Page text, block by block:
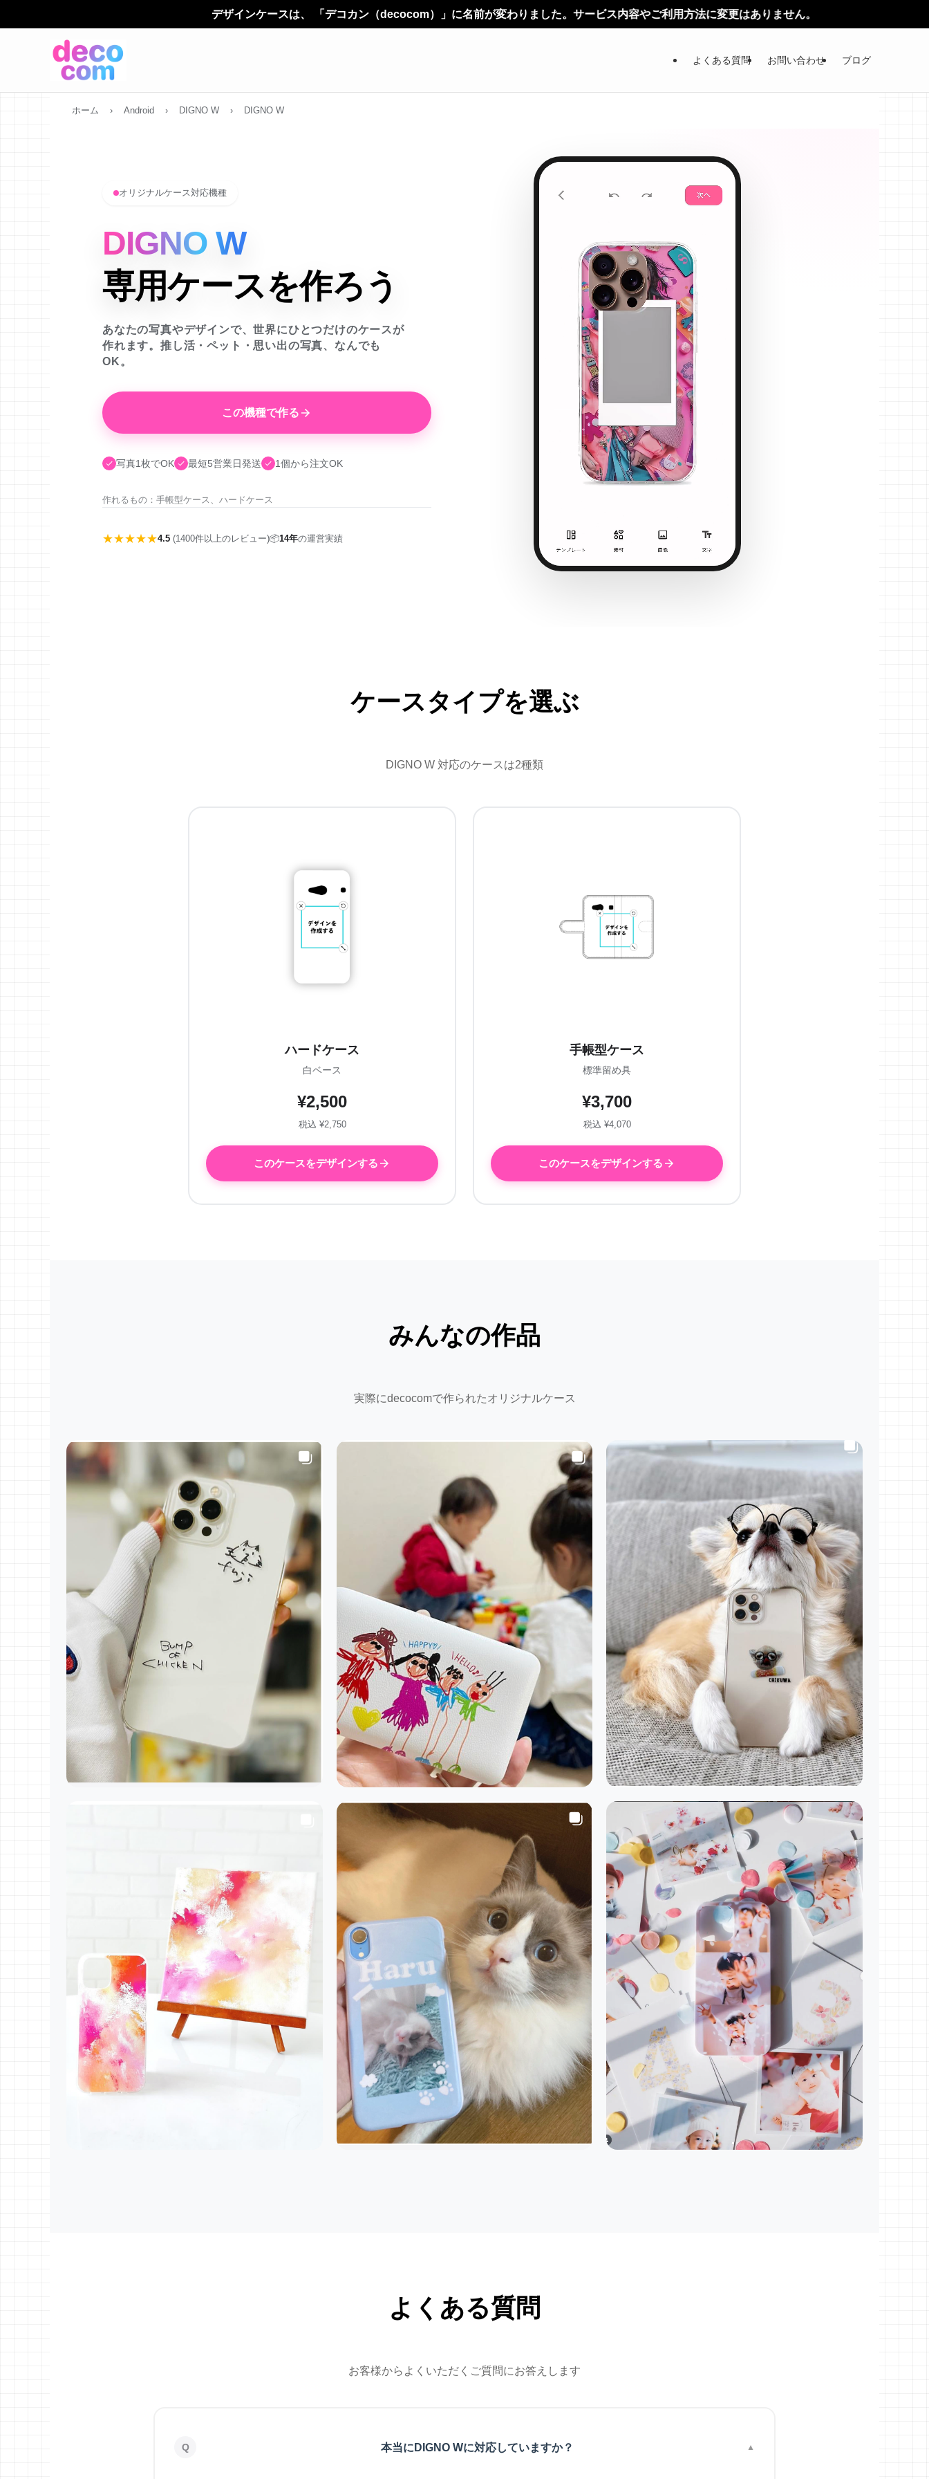
デザインケースは、 「デコカン（decocom）」に名前が変わりました。サービス内容やご利用方法に変更はありません。
よくある質問 お問い合わせ ブログ
ホーム › Android › DIGNO W › DIGNO W
オリジナルケース対応機種
DIGNO W
専用ケースを作ろう
あなたの写真やデザインで、世界にひとつだけのケースが
作れます。推し活・ペット・思い出の写真、なんでも
OK。
この機種で作る
写真1枚でOK 最短5営業日発送 1個から注文OK
作れるもの：手帳型ケース、ハードケース
★★★★★4.5 (1400件以上のレビュー)📦14年の運営実績
ケースタイプを選ぶ
DIGNO W 対応のケースは2種類
ハードケース
白ベース
¥2,500
税込 ¥2,750
このケースをデザインする
手帳型ケース
標準留め具
¥3,700
税込 ¥4,070
このケースをデザインする
みんなの作品
実際にdecocomで作られたオリジナルケース
よくある質問
お客様からよくいただくご質問にお答えします
本当にDIGNO Wに対応していますか？